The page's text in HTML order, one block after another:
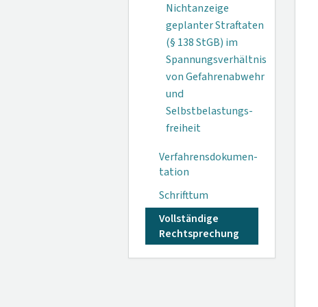
Nichtanzeige
geplanter Straftaten
(§ 138 StGB) im
Spannungsverhältnis
von Gefahrenabwehr
und
Selbstbelastungs­
freiheit
Verfahrensdokumen­
tation
Schrifttum
Vollständige
Rechtsprechung